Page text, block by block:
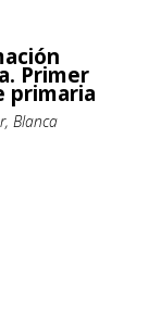
Primer
primaria
Blanca